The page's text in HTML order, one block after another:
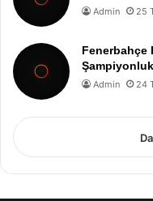
Admin 25
Fenerbahçe
Admin 24